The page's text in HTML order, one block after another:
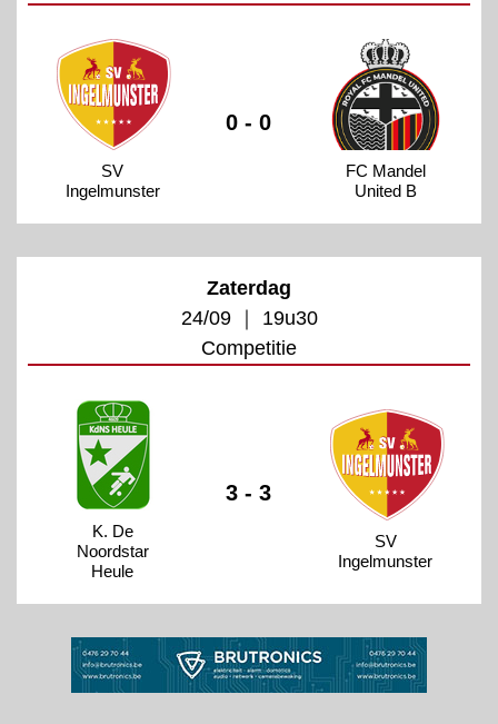
SV
Ingelmunster
0 - 0
FC Mandel
United B
Zaterdag
24/09 ｜ 19u30
Competitie
K. De
Noordstar
Heule
3 - 3
SV
Ingelmunster